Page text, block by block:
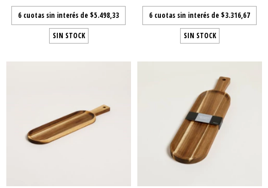
6 cuotas sin interés de $5.498,33
SIN STOCK
6 cuotas sin interés de $3.316,67
SIN STOCK